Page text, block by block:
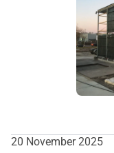
20 November 2025